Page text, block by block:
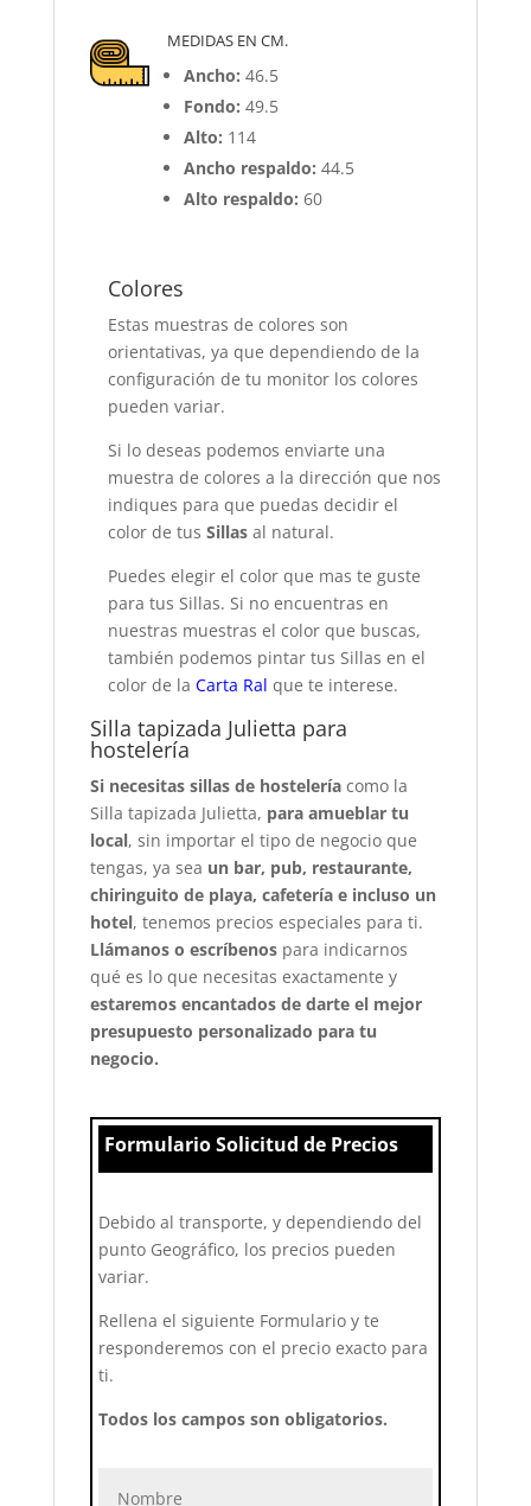
MEDIDAS EN CM.
Ancho: 46.5
Fondo: 49.5
Alto: 114
Ancho respaldo: 44.5
Alto respaldo: 60
Colores
Estas muestras de colores son
orientativas, ya que dependiendo de la
configuración de tu monitor los colores
pueden variar.
Si lo deseas podemos enviarte una
muestra de colores a la dirección que nos
indiques para que puedas decidir el
color de tus Sillas al natural.
Puedes elegir el color que mas te guste
para tus Sillas. Si no encuentras en
nuestras muestras el color que buscas,
también podemos pintar tus Sillas en el
color de la Carta Ral que te interese.
Silla tapizada Julietta para
hostelería
Si necesitas sillas de hostelería como la
Silla tapizada Julietta, para amueblar tu
local, sin importar el tipo de negocio que
tengas, ya sea un bar, pub, restaurante,
chiringuito de playa, cafetería e incluso un
hotel, tenemos precios especiales para ti.
Llámanos o escríbenospara indicarnos
qué es lo que necesitas exactamente y
estaremos encantados de darte el mejor
presupuesto personalizado para tu
negocio.
Formulario Solicitud de Precios
Debido al transporte, y dependiendo del
punto Geográfico, los precios pueden
variar.
Rellena el siguiente Formulario y te
responderemos con el precio exacto para
ti.
Todos los campos son obligatorios.